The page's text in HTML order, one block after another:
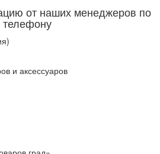
от наших менеджеров по
телефону
и аксессуаров